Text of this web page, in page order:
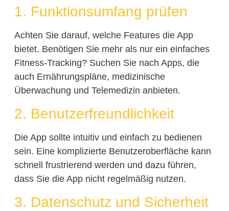
1. Funktionsumfang prüfen
Achten Sie darauf, welche Features die App
bietet. Benötigen Sie mehr als nur ein einfaches
Fitness-Tracking? Suchen Sie nach Apps, die
auch Ernährungspläne, medizinische
Überwachung und Telemedizin anbieten.
2. Benutzerfreundlichkeit
Die App sollte intuitiv und einfach zu bedienen
sein. Eine komplizierte Benutzeroberfläche kann
schnell frustrierend werden und dazu führen,
dass Sie die App nicht regelmäßig nutzen.
3. Datenschutz und Sicherheit